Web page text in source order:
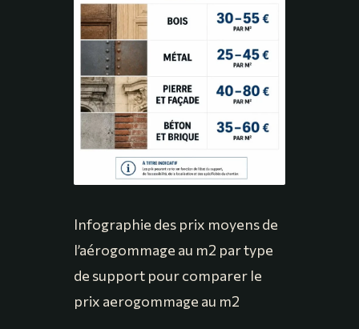
Infographie des prix moyens de
l’aérogommage au m2 par type
de support pour comparer le
prix aerogommage au m2